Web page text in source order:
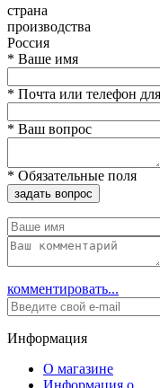
страна
производства
Россия
* Ваше имя
* Почта или телефон
* Ваш вопрос
* Обязательные поля
задать вопрос
комментировать...
Информация
О магазине
Информация о